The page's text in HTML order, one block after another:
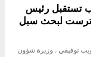
تستقبل رئيس
لبحث سبل
توفيقي ، وزيرة شؤون